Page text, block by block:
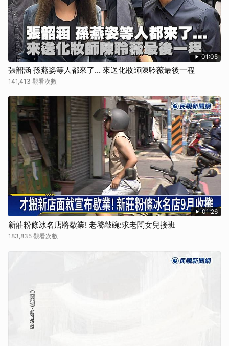
01:05
張韶涵 孫燕姿等人都來了... 來送化妝師陳聆薇最後一程
141,413 觀看次數
01:26
新莊粉條冰名店將歇業! 老饕敲碗:求老闆女兒接班
183,835 觀看次數